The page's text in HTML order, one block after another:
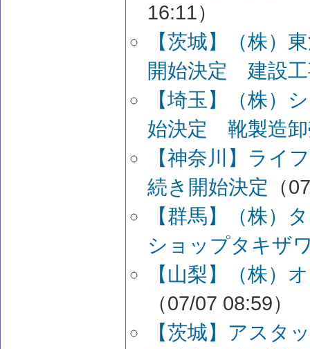
16:11）
【茨城】（株）
開始決定 建設
【埼玉】（株）
始決定 靴製造
【神奈川】ライ
続き開始決定 （
【群馬】（株）
ショップタキザ
【山梨】（株）
（07/07 08:59）
【茨城】アスタ